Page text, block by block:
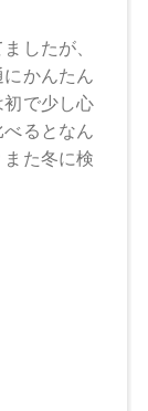
・処方が記載と
います。